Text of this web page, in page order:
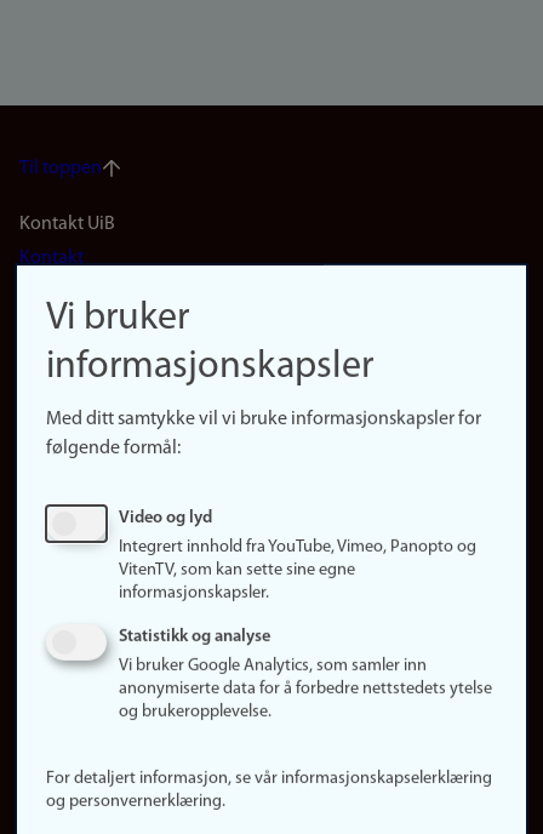
Til toppen
Footer
(no)
Kontakt UiB
Kontakt
Finn forsker
Presse
Finn studier
Ledige stillinger
Om nettstedet
Informasjonskapsler
Personvern
Vi bruker
informasjonskapsler
Med ditt samtykke vil vi bruke informasjonskapsler for
følgende formål:
Video og lyd
Integrert innhold fra YouTube, Vimeo, Panopto og
VitenTV, som kan sette sine egne
informasjonskapsler.
Statistikk og analyse
Vi bruker Google Analytics, som samler inn
anonymiserte data for å forbedre nettstedets ytelse
og brukeropplevelse.
For detaljert informasjon, se vår informasjonskapselerklæring
og personvernerklæring.